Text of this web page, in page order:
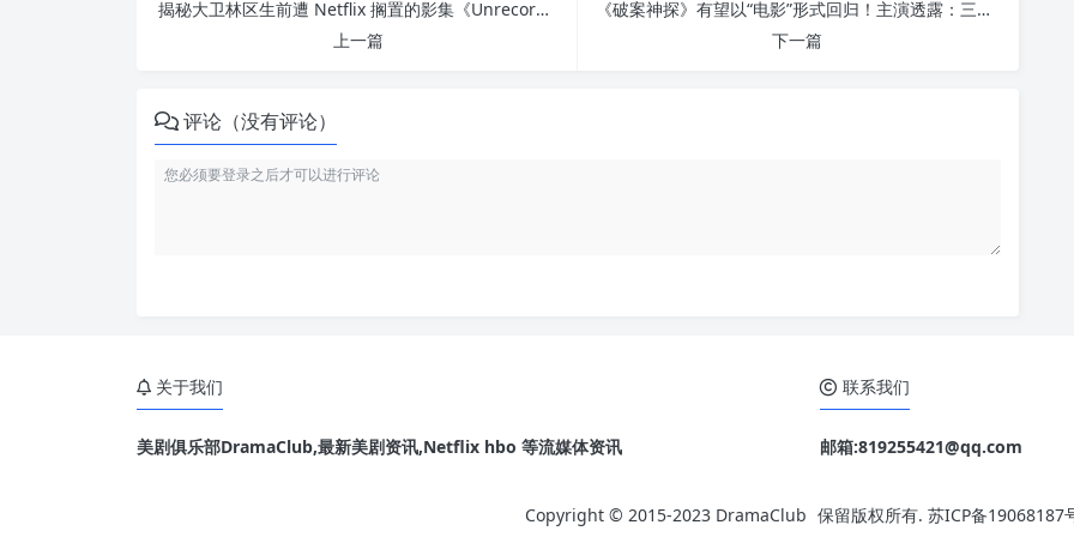
揭秘大卫林区生前遭 Netflix 搁置的影集《Unrecorded Night》：根植于洛杉矶、带有悬疑色彩的迷人故事
上一篇
《破案神探》有望以“电影”形式回归！主演透露：三部曲的剧本已经开始撰写了
下一篇
评论（没有评论）
关于我们
美剧俱乐部DramaClub,最新美剧资讯,Netflix hbo 等流媒体资讯
联系我们
邮箱:819255421@qq.com
Copyright © 2015-2023 DramaClub 保留版权所有. 苏ICP备19068187